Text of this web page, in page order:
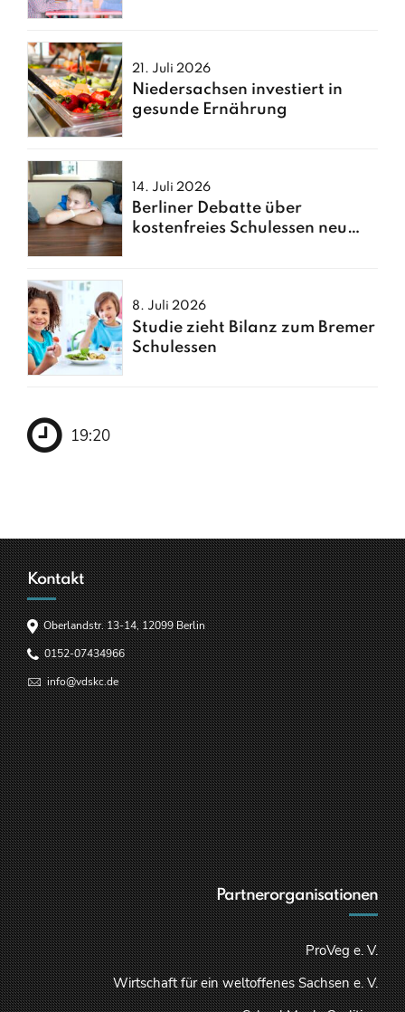
21. Juli 2026
Niedersachsen investiert in
gesunde Ernährung
14. Juli 2026
Berliner Debatte über
kostenfreies Schulessen neu
8. Juli 2026
Studie zieht Bilanz zum Bremer
Schulessen
19:20
Kontakt
Oberlandstr. 13-14, 12099 Berlin
0152-07434966
info@vdskc.de
Partnerorganisationen
ProVeg e. V.
Wirtschaft für ein weltoffenes Sachsen e. V.